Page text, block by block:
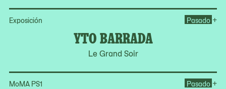
Exposición
YTO BARRADA
Le Grand Soir
Pasado +
MoMA PS1 Pasado +